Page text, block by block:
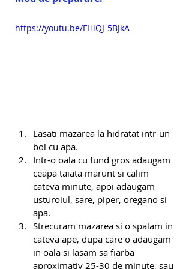
https://youtu.be/FHlQJ-5BJkA
Lasati mazarea la hidratat intr-un
bol cu apa.
Intr-o oala cu fund gros adaugam
ceapa taiata marunt si calim
cateva minute, apoi adaugam
usturoiul, sare, piper, oregano si
apa.
Strecuram mazarea si o spalam in
cateva ape, dupa care o adaugam
in oala si lasam sa fiarba
aproximativ 25-30 de minute, sau